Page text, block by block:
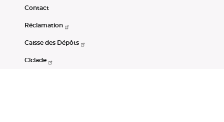
Contact
Réclamation
Caisse des Dépôts
Ciclade